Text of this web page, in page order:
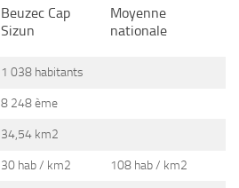
Beuzec Cap
Sizun
Moyenne
nationale
1 038 habitants
8 248 ème
34,54 km2
30 hab / km2 108 hab / km2